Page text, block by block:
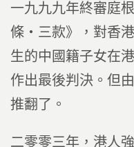
一九九九年終審庭
條‧三款》，對香
生的中國籍子女在
作出最後判決。但
推翻了。
二零零三年，港人